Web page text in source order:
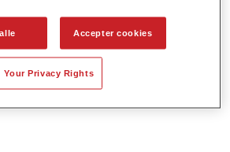
til brug i dæklakker med medium
af finish af højeste kvalitet.
Accepter cookies
Your Privacy Rights